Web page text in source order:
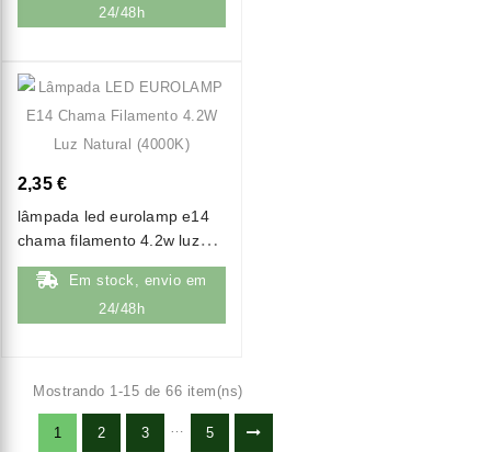
24/48h
2,35 €
lâmpada led eurolamp e14
chama filamento 4.2w luz
natural (4000k)
Em stock, envio em
24/48h
Mostrando 1-15 de 66 item(ns)
1 2 3 5